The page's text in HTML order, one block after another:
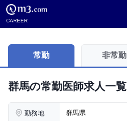
CAREER
常勤 非常勤
群馬の常勤医師求人一覧
勤務地 群馬県